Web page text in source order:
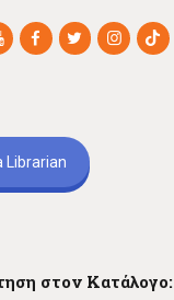
Librarian
στον Κατάλογο: